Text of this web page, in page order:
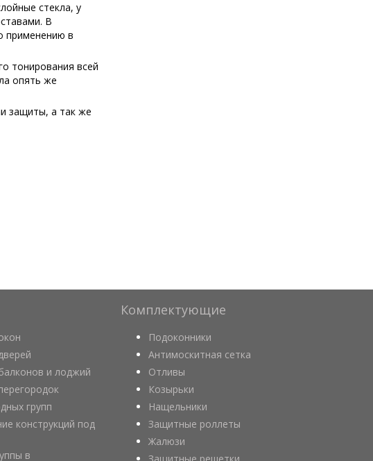
стекла, у
В
применению в
тонирования всей
опять же
защиты, а так же
и лоджий
групп
конструкций под
в
Комплектующие
Подоконники
Антимоскитная сетка
Отливы
Козырьки
Нащельники
Защитные роллеты
Жалюзи